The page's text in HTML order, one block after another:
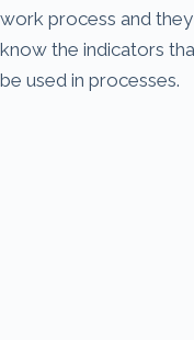
work process and they
know the indicators
be used in processes.